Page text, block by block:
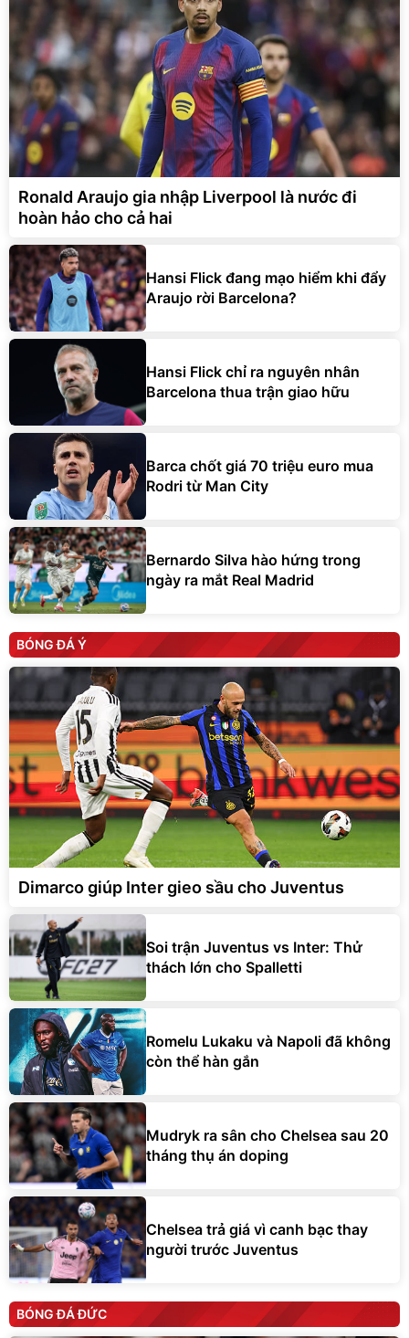
Ronald Araujo gia nhập Liverpool là nước đi
hoàn hảo cho cả hai
Hansi Flick đang mạo hiểm khi đẩy
Araujo rời Barcelona?
Hansi Flick chỉ ra nguyên nhân
Barcelona thua trận giao hữu
Barca chốt giá 70 triệu euro mua
Rodri từ Man City
Bernardo Silva hào hứng trong
ngày ra mắt Real Madrid
BÓNG ĐÁ Ý
Dimarco giúp Inter gieo sầu cho Juventus
Soi trận Juventus vs Inter: Thử
thách lớn cho Spalletti
Romelu Lukaku và Napoli đã không
còn thể hàn gắn
Mudryk ra sân cho Chelsea sau 20
tháng thụ án doping
Chelsea trả giá vì canh bạc thay
người trước Juventus
BÓNG ĐÁ ĐỨC